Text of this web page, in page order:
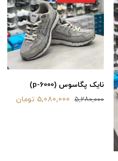
نایک پگاسوس (p-6000)
5,280,000 5,080,000 تومان